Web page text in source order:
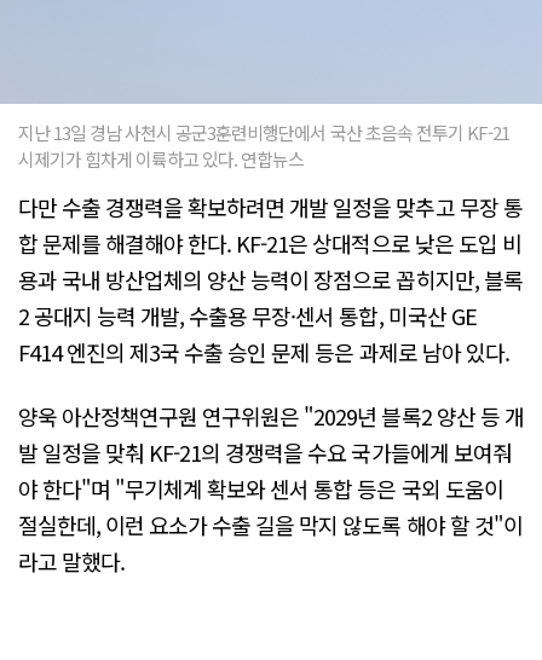
지난 13일 경남 사천시 공군3훈련비행단에서 국산 초음속 전투기 KF-21
시제기가 힘차게 이륙하고 있다. 연합뉴스
다만 수출 경쟁력을 확보하려면 개발 일정을 맞추고 무장 통
합 문제를 해결해야 한다. KF-21은 상대적으로 낮은 도입 비
용과 국내 방산업체의 양산 능력이 장점으로 꼽히지만, 블록
2 공대지 능력 개발, 수출용 무장·센서 통합, 미국산 GE
F414 엔진의 제3국 수출 승인 문제 등은 과제로 남아 있다.
양욱 아산정책연구원 연구위원은 "2029년 블록2 양산 등 개
발 일정을 맞춰 KF-21의 경쟁력을 수요 국가들에게 보여줘
야 한다"며 "무기체계 확보와 센서 통합 등은 국외 도움이
절실한데, 이런 요소가 수출 길을 막지 않도록 해야 할 것"이
라고 말했다.